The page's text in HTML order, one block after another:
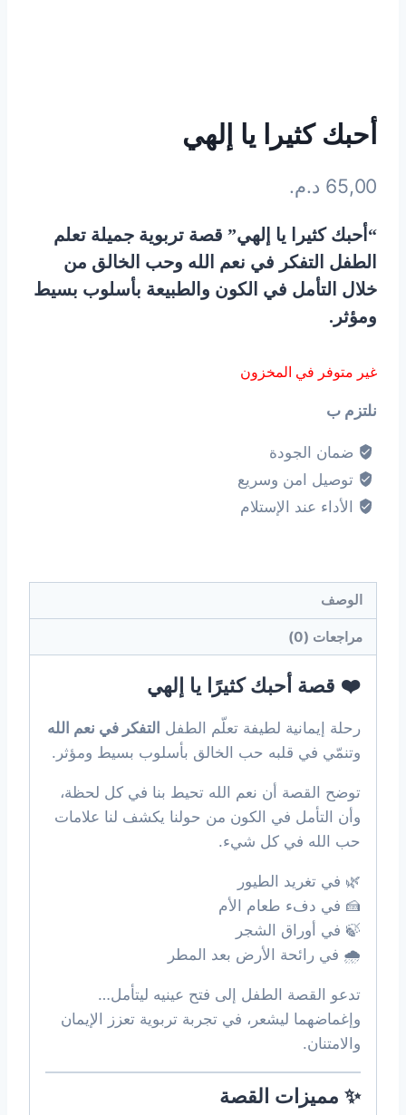
أحبك كثيرا يا إلهي
65,00 د.م.
“أحبك كثيرا يا إلهي” قصة تربوية جميلة تعلم
الطفل التفكر في نعم الله وحب الخالق من
خلال التأمل في الكون والطبيعة بأسلوب بسيط
ومؤثر.
غير متوفر في المخزون
نلتزم ب
ضمان الجودة
توصيل امن وسريع
الأداء عند الإستلام
الوصف
مراجعات (0)
❤️ قصة أحبك كثيرًا يا إلهي
رحلة إيمانية لطيفة تعلّم الطفل التفكر في نعم الله
وتنمّي في قلبه حب الخالق بأسلوب بسيط ومؤثر.
توضح القصة أن نعم الله تحيط بنا في كل لحظة،
وأن التأمل في الكون من حولنا يكشف لنا علامات
حب الله في كل شيء.
🌿 في تغريد الطيور
🍰 في دفء طعام الأم
🍃 في أوراق الشجر
🌧 في رائحة الأرض بعد المطر
تدعو القصة الطفل إلى فتح عينيه ليتأمل…
وإغماضهما ليشعر، في تجربة تربوية تعزز الإيمان
والامتنان.
✨ مميزات القصة